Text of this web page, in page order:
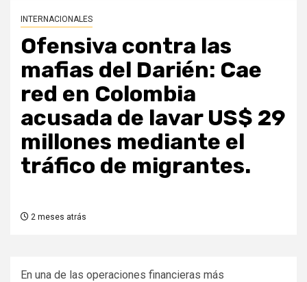
INTERNACIONALES
Ofensiva contra las
mafias del Darién: Cae
red en Colombia
acusada de lavar US$ 29
millones mediante el
tráfico de migrantes.
2 meses atrás
En una de las operaciones financieras más